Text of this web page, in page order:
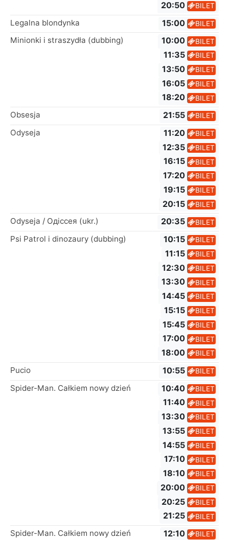
20:50 BILET
Legalna blondynka 15:00 BILET
Minionki i straszydła (dubbing) 10:00 BILET
11:35 BILET
13:50 BILET
16:05 BILET
18:20 BILET
Obsesja 21:55 BILET
Odyseja 11:20 BILET
12:35 BILET
16:15 BILET
17:20 BILET
19:15 BILET
20:15 BILET
Odyseja / Одіссея (ukr.) 20:35 BILET
Psi Patrol i dinozaury (dubbing) 10:15 BILET
11:15 BILET
12:30 BILET
13:30 BILET
14:45 BILET
15:15 BILET
15:45 BILET
17:00 BILET
18:00 BILET
Pucio 10:55 BILET
Spider-Man. Całkiem nowy dzień 10:40 BILET
11:40 BILET
13:30 BILET
13:55 BILET
14:55 BILET
17:10 BILET
18:10 BILET
20:00 BILET
20:25 BILET
21:25 BILET
Spider-Man. Całkiem nowy dzień
12:10 BILET